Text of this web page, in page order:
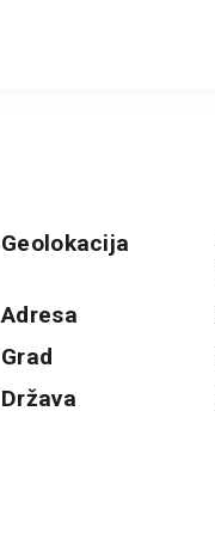
Geolokacija
Adresa
Grad
Država